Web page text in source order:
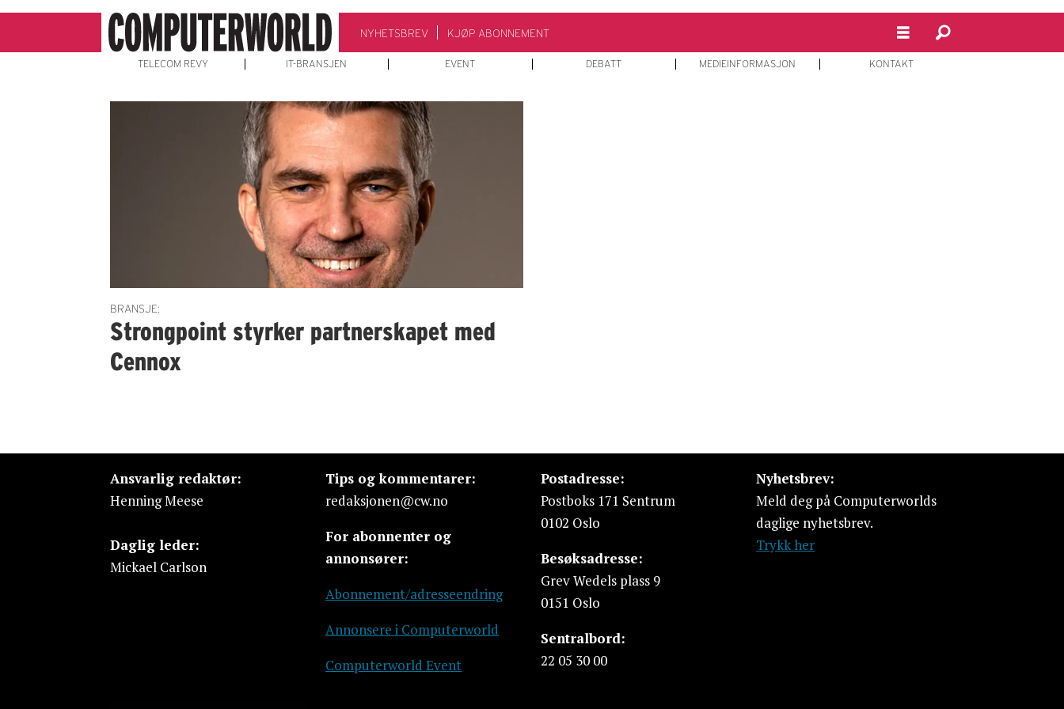
NYHETSBREV KJØP ABONNEMENT
TELECOM REVY IT-BRANSJEN EVENT DEBATT MEDIEINFORMASJON KONTAKT
detaljhandelsteknologi
BRANSJE:
Strongpoint styrker partnerskapet med
Cennox
Ansvarlig redaktør:
Henning Meese
Daglig leder:
Mickael Carlson
Tips og kommentarer:
redaksjonen@cw.no
For abonnenter og
annonsører:
Abonnement/adresseendring
Annonsere i Computerworld
Computerworld Event
Postadresse:
Postboks 171 Sentrum
0102 Oslo
Besøksadresse:
Grev Wedels plass 9
0151 Oslo
Sentralbord:
22 05 30 00
Nyhetsbrev:
Meld deg på Computerworlds
daglige nyhetsbrev.
Trykk her